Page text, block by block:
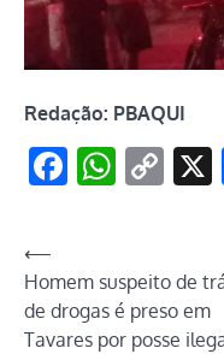
Redação: PBAQUI
Navegação
de
Post
⟵
Homem suspeito de
de drogas é preso em
Tavares por posse